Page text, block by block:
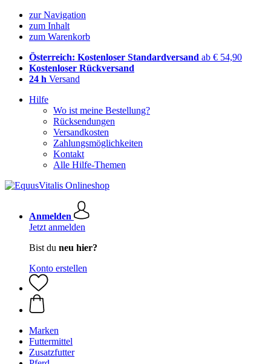
zur Navigation
zum Inhalt
zum Warenkorb
Österreich: Kostenloser Standardversand ab € 54,90
Kostenloser Rückversand
24 h Versand
Hilfe
Wo ist meine Bestellung?
Rücksendungen
Versandkosten
Zahlungsmöglichkeiten
Kontakt
Alle Hilfe-Themen
Anmelden
Jetzt anmelden
Bist du neu hier?
Konto erstellen
Marken
Futtermittel
Zusatzfutter